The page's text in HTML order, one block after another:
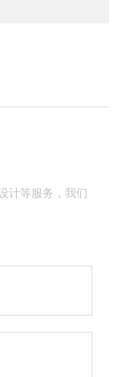
计等服务，我们